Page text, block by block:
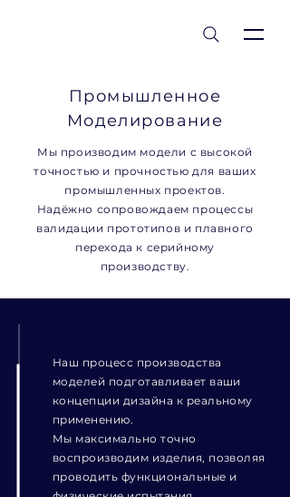
Промышленное
Моделирование
Мы производим модели с высокой
точностью и прочностью для ваших
промышленных проектов.
Надёжно сопровождаем процессы
валидации прототипов и плавного
перехода к серийному
производству.
Наш процесс производства
моделей подготавливает ваши
концепции дизайна к реальному
применению.
Мы максимально точно
воспроизводим изделия, позволяя
проводить функциональные и